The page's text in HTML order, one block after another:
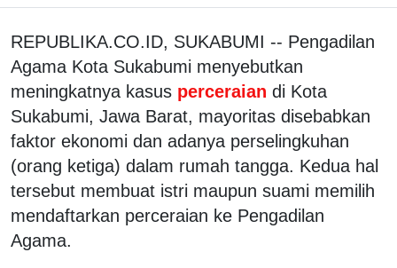
REPUBLIKA.CO.ID, SUKABUMI -- Pengadilan
Agama Kota Sukabumi menyebutkan
meningkatnya kasus perceraian di Kota
Sukabumi, Jawa Barat, mayoritas disebabkan
faktor ekonomi dan adanya perselingkuhan
(orang ketiga) dalam rumah tangga. Kedua hal
tersebut membuat istri maupun suami memilih
mendaftarkan perceraian ke Pengadilan
Agama.